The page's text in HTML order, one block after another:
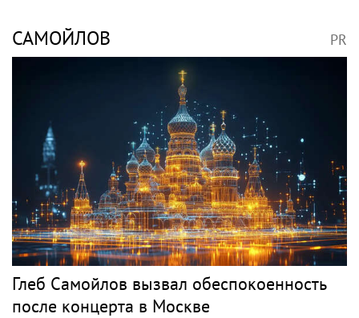
САМОЙЛОВ PR
Глеб Самойлов вызвал обеспокоенность
после концерта в Москве